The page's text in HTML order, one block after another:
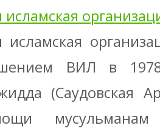
исламская
ВИЛ в
(Саудовская